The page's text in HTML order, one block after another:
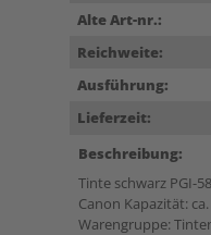
Alte Art-nr.:
Reichweite:
Ausführung:
Lieferzeit:
Beschreibung:
Tinte schwarz PGI-
Canon Kapazität:
Warengruppe: